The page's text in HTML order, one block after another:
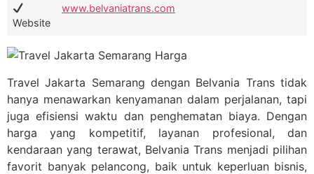
Website
www.belvaniatrans.com
Travel Jakarta Semarang dengan Belvania Trans tidak
hanya menawarkan kenyamanan dalam perjalanan, tapi
juga efisiensi waktu dan penghematan biaya. Dengan
harga yang kompetitif, layanan profesional, dan
kendaraan yang terawat, Belvania Trans menjadi pilihan
favorit banyak pelancong, baik untuk keperluan bisnis,